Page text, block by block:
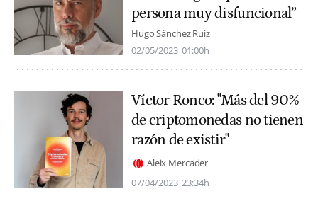
persona muy disfuncional”
Hugo Sánchez Ruiz
02/05/2023 01:00h
Víctor Ronco: "Más del 90%
de criptomonedas no tienen
razón de existir"
Aleix Mercader
07/04/2023 23:34h